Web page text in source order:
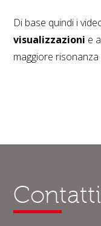
Di base quindi i
visualizzazioni e
maggiore
Contatti